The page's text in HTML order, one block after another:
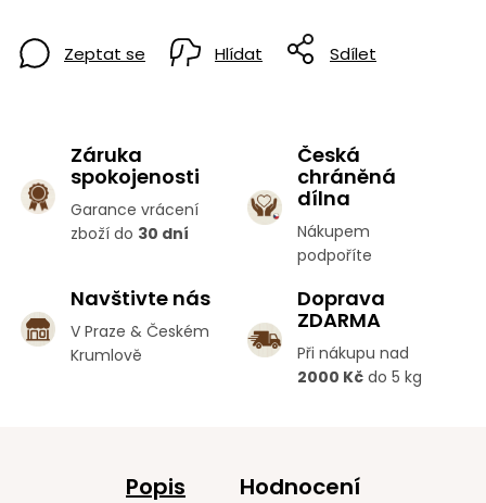
Zeptat se Hlídat Sdílet
Záruka
spokojenosti
Garance vrácení
zboží do 30 dní
Česká
chráněná
dílna
Nákupem
podpoříte
Navštivte nás
V Praze & Českém
Krumlově
Doprava
ZDARMA
Při nákupu nad
2000 Kč do 5 kg
Popis Hodnocení